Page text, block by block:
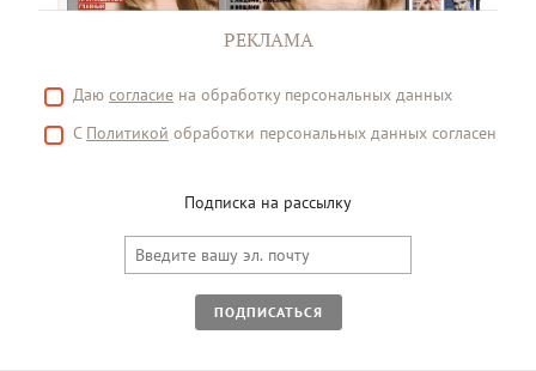
РЕКЛАМА
Даю согласие на обработку персональных данных
С Политикой обработки персональных данных согласен
Подписка на рассылку
ПОДПИСАТЬСЯ